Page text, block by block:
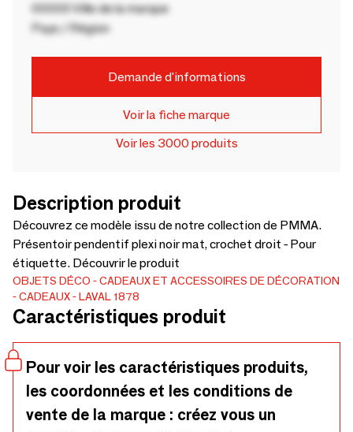
00000 Ville de la marque
Pays / Région
Demande d'informations
Voir la fiche marque
Voir les 3000 produits
Description produit
Découvrez ce modèle issu de notre collection de PMMA.
Présentoir pendentif plexi noir mat, crochet droit - Pour
étiquette. Découvrir le produit
OBJETS DÉCO
CADEAUX ET ACCESSOIRES DE DÉCORATION
CADEAUX
LAVAL 1878
Caractéristiques produit
Pour voir les caractéristiques produits,
les coordonnées et les conditions de
vente de la marque : créez vous un